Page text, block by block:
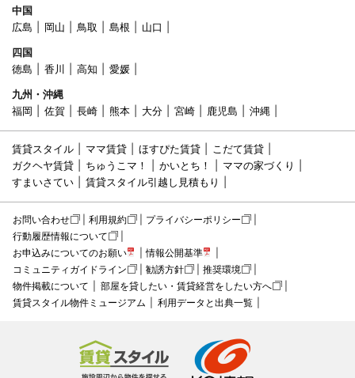
中国
広島
岡山 鳥取 島根
山口
四国
徳島
香川 高知
愛媛
九州・沖縄
福岡
佐賀 長崎 熊本 大分 宮崎 鹿児島 沖縄
賃貸スタイル ママ賃貸 ほすぴた賃貸
こだて賃貸
ガクヘヤ賃貸
ちゅうこマ！ かいとち！
ママの家づくり
すまいさてい
賃貸スタイル引越し見積もり
お問い合わせ 利用規約
プライバシーポリシー
行動履歴情報について
お申込みについてのお願い
情報公開基準
コミュニティガイドライン
勧誘方針
推奨環境
物件掲載について
部屋を貸したい・賃貸経営をしたい方へ
賃貸スタイル物件ミュージアム
利用データと出典一覧